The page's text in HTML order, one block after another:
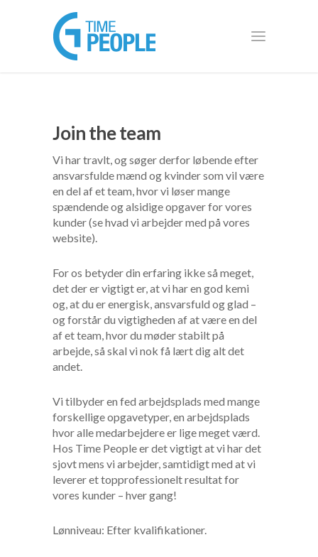
Join the team
Vi har travlt, og søger derfor løbende efter
ansvarsfulde mænd og kvinder som vil være
en del af et team, hvor vi løser mange
spændende og alsidige opgaver for vores
kunder (se hvad vi arbejder med på vores
website).
For os betyder din erfaring ikke så meget,
det der er vigtigt er, at vi har en god kemi
og, at du er energisk, ansvarsfuld og glad –
og forstår du vigtigheden af at være en del
af et team, hvor du møder stabilt på
arbejde, så skal vi nok få lært dig alt det
andet.
Vi tilbyder en fed arbejdsplads med mange
forskellige opgavetyper, en arbejdsplads
hvor alle medarbejdere er lige meget værd.
Hos Time People er det vigtigt at vi har det
sjovt mens vi arbejder, samtidigt med at vi
leverer et topprofessionelt resultat for
vores kunder – hver gang!
Lønniveau: Efter kvalifikationer.